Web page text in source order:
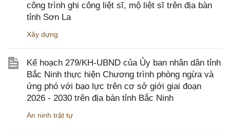
công trình ghi công liệt sĩ, mộ liệt sĩ trên địa bàn
tỉnh Sơn La
Xây dựng
Kế hoạch 279/KH-UBND của Ủy ban nhân dân tỉnh
Bắc Ninh thực hiện Chương trình phòng ngừa và
ứng phó với bạo lực trên cơ sở giới giai đoạn
2026 - 2030 trên địa bàn tỉnh Bắc Ninh
An ninh trật tự